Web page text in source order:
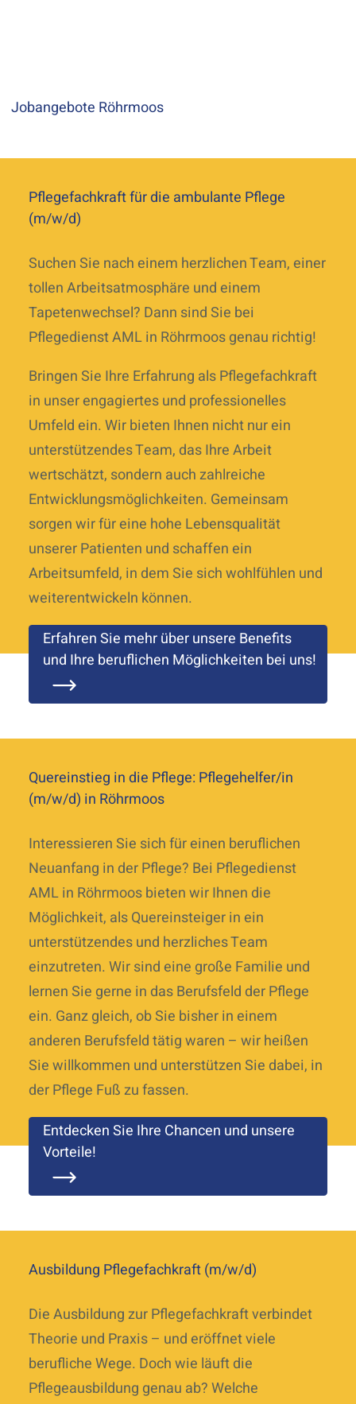
Jobangebote Röhrmoos
Pflegefachkraft für die ambulante Pflege
(m/w/d)
Suchen Sie nach einem herzlichen Team, einer
tollen Arbeitsatmosphäre und einem
Tapetenwechsel? Dann sind Sie bei
Pflegedienst AML in Röhrmoos genau richtig!
Bringen Sie Ihre Erfahrung als Pflegefachkraft
in unser engagiertes und professionelles
Umfeld ein. Wir bieten Ihnen nicht nur ein
unterstützendes Team, das Ihre Arbeit
wertschätzt, sondern auch zahlreiche
Entwicklungsmöglichkeiten. Gemeinsam
sorgen wir für eine hohe Lebensqualität
unserer Patienten und schaffen ein
Arbeitsumfeld, in dem Sie sich wohlfühlen und
weiterentwickeln können.
Erfahren Sie mehr über unsere Benefits
und Ihre beruflichen Möglichkeiten bei uns!
Quereinstieg in die Pflege: Pflegehelfer/in
(m/w/d) in Röhrmoos
Interessieren Sie sich für einen beruflichen
Neuanfang in der Pflege? Bei Pflegedienst
AML in Röhrmoos bieten wir Ihnen die
Möglichkeit, als Quereinsteiger in ein
unterstützendes und herzliches Team
einzutreten. Wir sind eine große Familie und
lernen Sie gerne in das Berufsfeld der Pflege
ein. Ganz gleich, ob Sie bisher in einem
anderen Berufsfeld tätig waren – wir heißen
Sie willkommen und unterstützen Sie dabei, in
der Pflege Fuß zu fassen.
Entdecken Sie Ihre Chancen und unsere
Vorteile!
Ausbildung Pflegefachkraft (m/w/d)
Die Ausbildung zur Pflegefachkraft verbindet
Theorie und Praxis – und eröffnet viele
berufliche Wege. Doch wie läuft die
Pflegeausbildung genau ab? Welche